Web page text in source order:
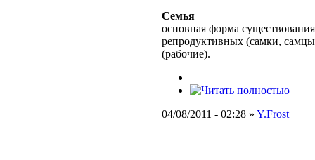
Семья
основная форма
репродуктивных (самки,
(рабочие).
04/08/2011 - 02:28 » Y.Frost